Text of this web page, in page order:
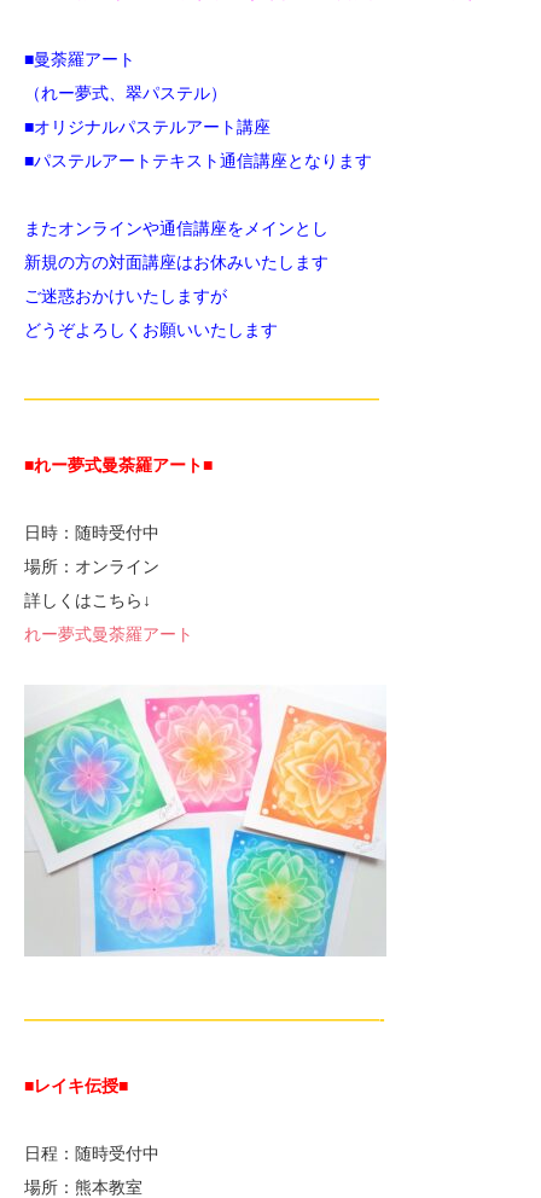
■曼荼羅アート
（れー夢式、翠パステル）
■オリジナルパステルアート講座
■パステルアートテキスト通信講座となります
またオンラインや通信講座をメインとし
新規の方の対面講座はお休みいたします
ご迷惑おかけいたしますが
どうぞよろしくお願いいたします
—————————————————————
■れー夢式曼荼羅アート■
日時：随時受付中
場所：オンライン
詳しくはこちら↓
れー夢式曼荼羅アート
—————————————————————-
■レイキ伝授■
日程：随時受付中
場所：熊本教室